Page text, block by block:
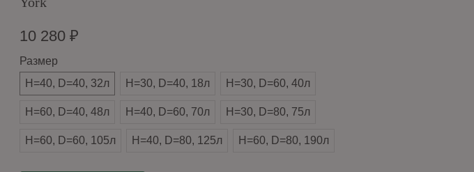
10 280 ₽
Размер
H=40, D=40, 32л
H=30, D=40, 18л H=30, D=60, 40л
H=60, D=40, 48л H=40, D=60, 70л H=30, D=80, 75л
H=60, D=60, 105л H=40, D=80, 125л H=60, D=80, 190л